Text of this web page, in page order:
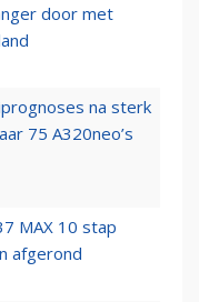
door met
na sterk
75 A320neo’s
MAX 10 stap
afgerond